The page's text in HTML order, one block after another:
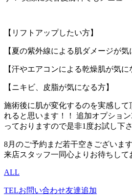
【リフトアップしたい方】
【夏の紫外線による肌ダメージが気
【汗やエアコンによる乾燥肌が気に
【ニキビ、皮脂が気になる方】
施術後に肌が変化するのを実感して
れると思います！！ 追加オプショ
っておりますので是非1度お試し下
8月のご予約まだ若干空きございま
来店スタッフ一同心よりお待ちして
ALL
TELお問い合わせ友達追加